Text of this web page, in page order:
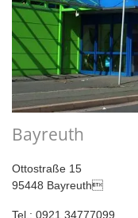
Bayreuth
Ottostraße 15
95448 Bayreuth
Tel.: 0921 34777099